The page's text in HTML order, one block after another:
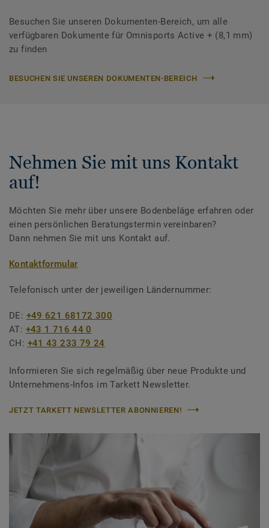
Besuchen Sie unseren Dokumenten-Bereich, um alle
verfügbaren Dokumente für Omnisports Active + (8,1 mm)
zu finden
BESUCHEN SIE UNSEREN DOKUMENTEN-BEREICH
Nehmen Sie mit uns Kontakt
auf!
Möchten Sie mehr über unsere Bodenbeläge erfahren oder
einen persönlichen Beratungstermin vereinbaren?
Dann nehmen Sie mit uns Kontakt auf.
Kontaktformular
Telefonisch unter der jeweiligen Ländernummer:
DE: +49 621 68172 300
AT: +43 1 716 44 0
CH: +41 43 233 79 24
Informieren Sie sich regelmäßig über neue Produkte und
Unternehmens-Infos im Tarkett Newsletter.
JETZT TARKETT NEWSLETTER ABONNIEREN!